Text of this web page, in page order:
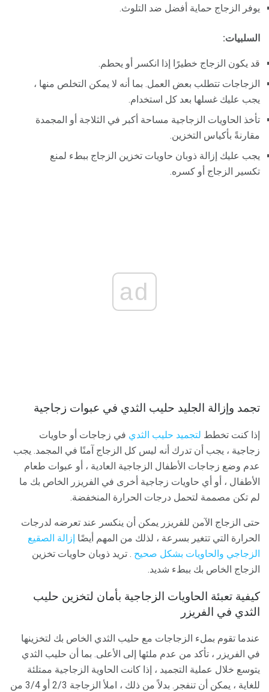
يوفر الزجاج حماية أفضل ضد التلوث.
السلبيات:
قد يكون الزجاج خطيرًا إذا انكسر أو يحطم.
الزجاجات تتطلب بعض العمل. بما أنه لا يمكن التخلص منها ،
يجب عليك غسلها بعد كل استخدام.
تأخذ الحاويات الزجاجية مساحة أكبر في الثلاجة أو المجمدة
مقارنةً بأكياس التخزين.
يجب عليك إزالة ذوبان حاويات تخزين الزجاج ببطء لمنع
تكسير الزجاج أو كسره.
ad
تجمد وإزالة الجليد حليب الثدي في عبوات زجاجية
إذا كنت تخطط لتجميد حليب الثدي في زجاجات أو حاويات
زجاجية ، يجب أن تدرك أنه ليس كل الزجاج آمنًا في المجمد. يجب
عدم وضع زجاجات الأطفال الزجاجية العادية ، أو عبوات طعام
الأطفال ، أو أي حاويات زجاجية أخرى في الفريزر الخاص بك ما
لم تكن مصممة لتحمل درجات الحرارة المنخفضة.
حتى الزجاج الآمن للفريزر يمكن أن ينكسر عند تعرضه لدرجات
الحرارة التي تتغير بسرعة ، لذلك من المهم أيضًا إزالة الصقيع
الزجاجي والحاويات بشكل صحيح . تريد ذوبان حاويات تخزين
الزجاج الخاص بك ببطء شديد.
كيفية تعبئة الحاويات الزجاجية بأمان لتخزين حليب
الثدي في الفريزر
عندما تقوم بملء الزجاجات مع حليب الثدي الخاص بك لتخزينها
في الفريزر ، تأكد من عدم ملئها إلى الأعلى. بما أن حليب الثدي
يتوسع خلال عملية التجميد ، إذا كانت الحاوية الزجاجية ممتلئة
للغاية ، يمكن أن تنفجر. بدلاً من ذلك ، املأ الزجاجة 2/3 أو 3/4 من